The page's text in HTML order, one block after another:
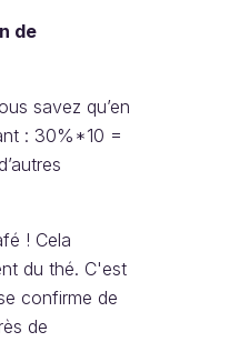
de
savez qu’en
: 30%*10 =
! Cela
du thé. C'est
confirme de
de